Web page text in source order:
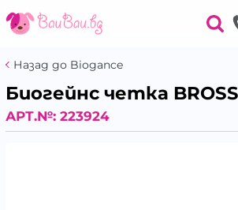
Назад до Biogance
Биогейнс четка
АРТ.№: 223924